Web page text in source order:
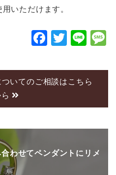
いただけます。
F
c
e
o
k
T
tt
er
Li
e
いてのご相談はこちら
ら
わせてペンダントにリメ